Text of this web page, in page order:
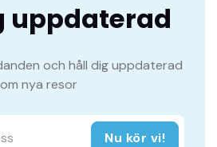
uppdaterad
och håll dig uppdaterad
om nya resor
Nu kör vi!